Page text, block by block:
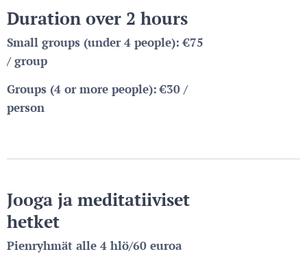
Duration over 2 hours
Small groups (under 4 people): €75
/ group
Groups (4 or more people): €30 /
person
Jooga ja meditatiiviset
hetket
Pienryhmät alle 4 hlö/60 euroa